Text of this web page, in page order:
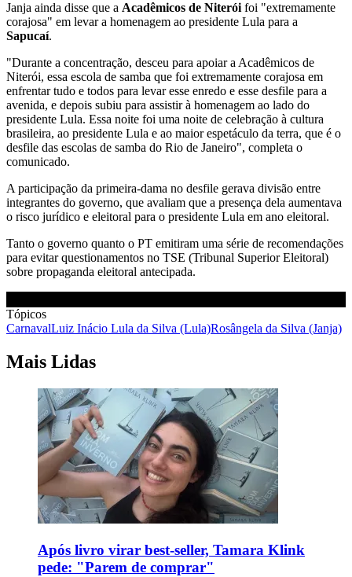
Janja ainda disse que a Acadêmicos de Niterói foi "extremamente
corajosa" em levar a homenagem ao presidente Lula para a
Sapucaí.
"Durante a concentração, desceu para apoiar a Acadêmicos de
Niterói, essa escola de samba que foi extremamente corajosa em
enfrentar tudo e todos para levar esse enredo e esse desfile para a
avenida, e depois subiu para assistir à homenagem ao lado do
presidente Lula. Essa noite foi uma noite de celebração à cultura
brasileira, ao presidente Lula e ao maior espetáculo da terra, que é o
desfile das escolas de samba do Rio de Janeiro", completa o
comunicado.
A participação da primeira-dama no desfile gerava divisão entre
integrantes do governo, que avaliam que a presença dela aumentava
o risco jurídico e eleitoral para o presidente Lula em ano eleitoral.
Tanto o governo quanto o PT emitiram uma série de recomendações
para evitar questionamentos no TSE (Tribunal Superior Eleitoral)
sobre propaganda eleitoral antecipada.
Tópicos
CarnavalLuiz Inácio Lula da Silva (Lula)Rosângela da Silva (Janja)
Mais Lidas
Após livro virar best-seller, Tamara Klink
pede: "Parem de comprar"